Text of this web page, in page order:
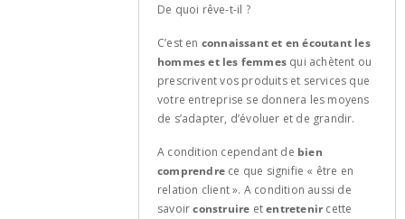
De quoi rêve-t-il ?
C’est en connaissant et en écoutant les
hommes et les femmes qui achètent ou
prescrivent vos produits et services que
votre entreprise se donnera les moyens
de s’adapter, d’évoluer et de grandir.
A condition cependant de bien
comprendre ce que signifie « être en
relation client ». A condition aussi de
savoirconstruire etentretenircette